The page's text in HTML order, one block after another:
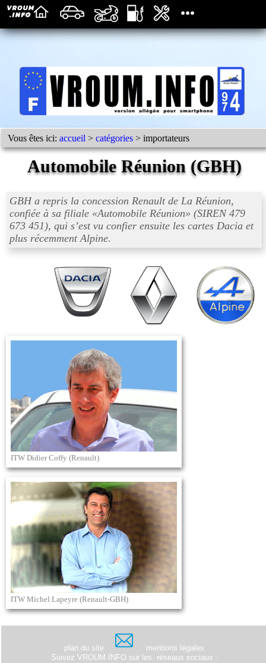
Vous êtes ici:accueil >catégories > importateurs
Automobile Réunion (GBH)
GBH a repris la concession Renault de La Réunion,
confiée à sa filiale «Automobile Réunion» (SIREN 479
673 451), qui s’est vu confier ensuite les cartes Dacia et
plus récemment Alpine.
ITW Didier Coffy (Renault)
ITW Michel Lapeyre (Renault-GBH)
plan du site
mentions légales
Suivez VROUM.INFO sur les
réseaux sociaux :